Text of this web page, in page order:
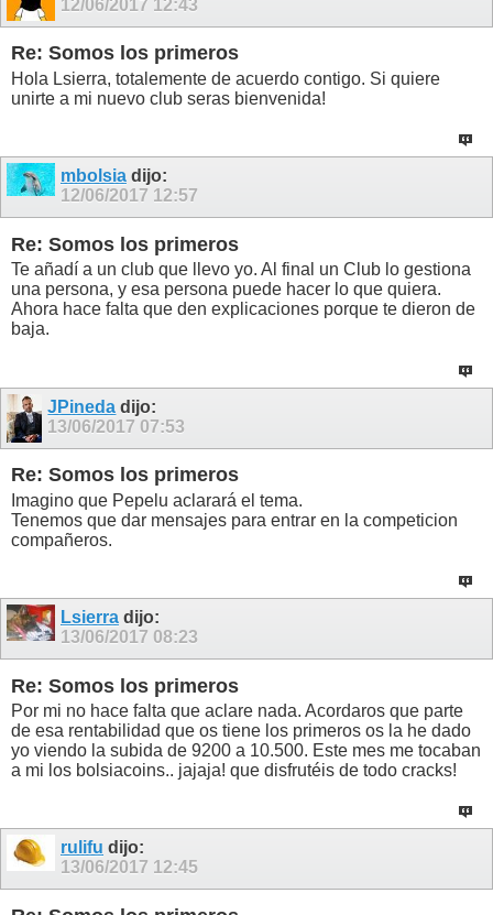
12/06/2017 12:43
Re: Somos los primeros
Hola Lsierra, totalemente de acuerdo contigo. Si quiere
unirte a mi nuevo club seras bienvenida!
mbolsia dijo:
12/06/2017 12:57
Re: Somos los primeros
Te añadí a un club que llevo yo. Al final un Club lo gestiona
una persona, y esa persona puede hacer lo que quiera.
Ahora hace falta que den explicaciones porque te dieron de
baja.
JPineda dijo:
13/06/2017 07:53
Re: Somos los primeros
Imagino que Pepelu aclarará el tema.
Tenemos que dar mensajes para entrar en la competicion
compañeros.
Lsierra dijo:
13/06/2017 08:23
Re: Somos los primeros
Por mi no hace falta que aclare nada. Acordaros que parte
de esa rentabilidad que os tiene los primeros os la he dado
yo viendo la subida de 9200 a 10.500. Este mes me tocaban
a mi los bolsiacoins.. jajaja! que disfrutéis de todo cracks!
rulifu dijo:
13/06/2017 12:45